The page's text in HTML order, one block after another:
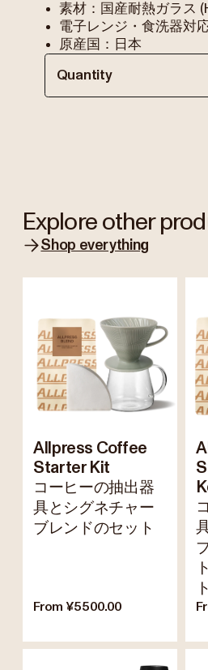
素材：国産耐熱ガラス
電子レンジ・食洗器対
原産国：日本
Quantity
Explore other
Shop everything
Allpress Coffee
Starter Kit
コーヒーの抽出器
具とシグネチャー
ブレンドのセット
From ¥5500.00